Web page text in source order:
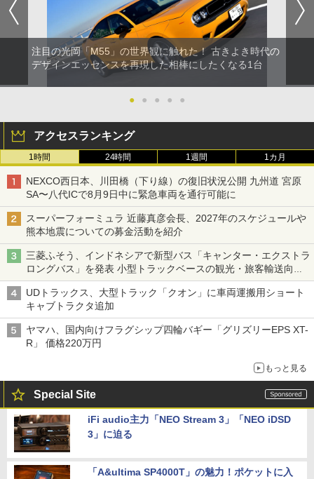
注目の光岡「M55」の世界観に触れた！ 古きよき時代の
デザインエッセンスを再現した相棒にしたくなる1台
● ● ● ● ●
アクセスランキング
1時間 24時間 1週間 1カ月
NEXCO西日本、川田橋（下り線）の復旧状況公開 九州道 宮原
SA〜八代ICで8月9日中に緊急車両を通行可能に
スーパーフォーミュラ 近藤真彦会長、2027年のスケジュールや
熊本地震についての募金活動を紹介
三菱ふそう、インドネシアで新型バス「キャンター・エクストラ
ロングバス」を発表 小型トラックベースの観光・旅客輸送向け
バス
UDトラックス、大型トラック「クオン」に車両運搬用ショート
キャブトラクタ追加
ヤマハ、国内向けフラグシップ四輪バギー「グリズリーEPS XT-
R」 価格220万円
もっと見る
Special Site
iFi audio主力「NEO Stream 3」「NEO iDSD
3」に迫る
「A&ultima SP4000T」の魅力！ポケットに入